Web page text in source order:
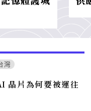
灣
晶片為何要被運往